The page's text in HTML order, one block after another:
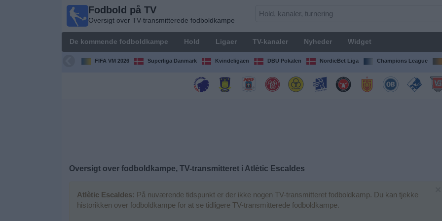
Fodbold på TV
Oversigt over TV-transmitterede fodboldkampe
De kommende fodboldkampe Hold Ligaer TV-kanaler Nyheder Widget
FIFA VM 2026 Superliga Danmark Kvindeligaen DBU Pokalen NordicBet Liga Champions League
Oversigt over fodboldkampe, TV-transmitteret i Atlètic Escaldes
Atlètic Escaldes: På nuværende tidspunkt er der ikke nogen TV-transmitteret fodboldkamp. Du kan tjekke
historikken over fodboldkampe for at se tidligere TV-transmitterede fodboldkampe.
Oversigt over
transmitterede